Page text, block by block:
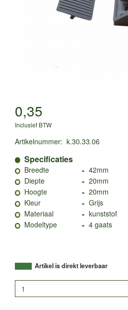
0,35
Inclusief BTW
Artikelnummer: k.30.33.06
Specificaties
Breedte - 42mm
Diepte
- 20mm
Hoogte
- 20mm
Kleur
- Grijs
Materiaal
- kunststof
Modeltype
- 4 gaats
Artikel is direkt leverbaar